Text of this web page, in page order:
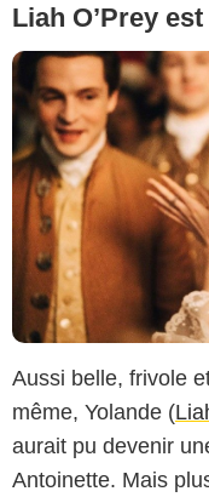
Liah O’Prey
Aussi belle, frivole
même, Yolande (
aurait pu devenir
Antoinette. Mais
Copyright Caroline Dubois -